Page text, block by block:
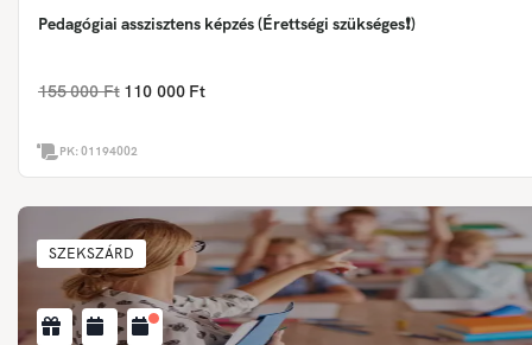
Pedagógiai asszisztens képzés (Érettségi szükséges❗)
155 000 Ft 110 000 Ft
PK:01194002
SZEKSZÁRD